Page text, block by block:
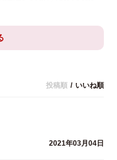
投稿順 / いいね順
2021年03月04日